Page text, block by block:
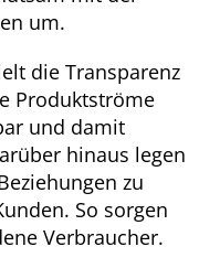
um.
die Transparenz
Produktströme
und damit
hinaus legen
zu
So sorgen
Verbraucher.